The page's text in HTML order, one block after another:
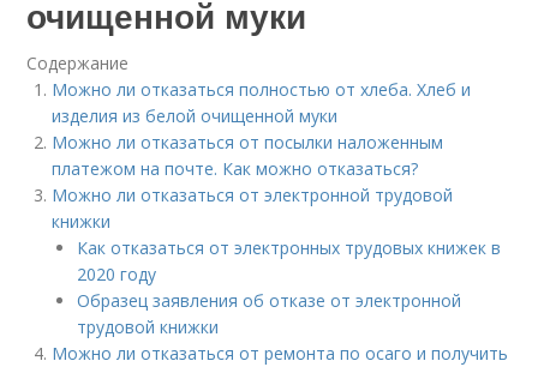
очищенной муки
Содержание
Можно ли отказаться полностью от хлеба. Хлеб и
изделия из белой очищенной муки
Можно ли отказаться от посылки наложенным
платежом на почте. Как можно отказаться?
Можно ли отказаться от электронной трудовой
книжки
Как отказаться от электронных трудовых книжек в
2020 году
Образец заявления об отказе от электронной
трудовой книжки
Можно ли отказаться от ремонта по осаго и получить